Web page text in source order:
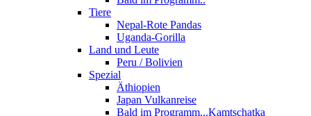
Tiere
Nepal-Rote Pandas
Uganda-Gorilla
Land und Leute
Peru / Bolivien
Spezial
Äthiopien
Japan Vulkanreise
Bald im Programm...Kamtschatka